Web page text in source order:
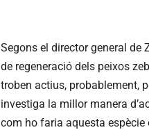
Segons el director general de
de regeneració dels peixos
troben actius, probablement,
investiga la millor manera
com ho faria aquesta espècie